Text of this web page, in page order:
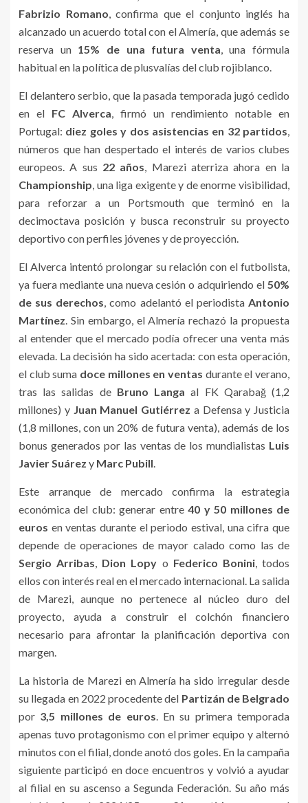
Fabrizio Romano, confirma que el conjunto inglés ha
alcanzado un acuerdo total con el Almería, que además se
reserva un 15% de una futura venta, una fórmula
habitual en la política de plusvalías del club rojiblanco.
El delantero serbio, que la pasada temporada jugó cedido
en el FC Alverca, firmó un rendimiento notable en
Portugal: diez goles y dos asistencias en 32 partidos,
números que han despertado el interés de varios clubes
europeos. A sus 22 años, Marezi aterriza ahora en la
Championship, una liga exigente y de enorme visibilidad,
para reforzar a un Portsmouth que terminó en la
decimoctava posición y busca reconstruir su proyecto
deportivo con perfiles jóvenes y de proyección.
El Alverca intentó prolongar su relación con el futbolista,
ya fuera mediante una nueva cesión o adquiriendo el 50%
de sus derechos, como adelantó el periodistaAntonio
Martínez. Sin embargo, el Almería rechazó la propuesta
al entender que el mercado podía ofrecer una venta más
elevada. La decisión ha sido acertada: con esta operación,
el club suma doce millones en ventas durante el verano,
tras las salidas de Bruno Langa al FK Qarabağ (1,2
millones) y Juan Manuel Gutiérrez a Defensa y Justicia
(1,8 millones, con un 20% de futura venta), además de los
bonus generados por las ventas de los mundialistas Luis
Javier Suárez y Marc Pubill.
Este arranque de mercado confirma la estrategia
económica del club: generar entre40 y 50 millones de
euros en ventas durante el periodo estival, una cifra que
depende de operaciones de mayor calado como las de
Sergio Arribas, Dion Lopy o Federico Bonini, todos
ellos con interés real en el mercado internacional. La salida
de Marezi, aunque no pertenece al núcleo duro del
proyecto, ayuda a construir el colchón financiero
necesario para afrontar la planificación deportiva con
margen.
La historia de Marezi en Almería ha sido irregular desde
su llegada en 2022 procedente del Partizán de Belgrado
por 3,5 millones de euros. En su primera temporada
apenas tuvo protagonismo con el primer equipo y alternó
minutos con el filial, donde anotó dos goles. En la campaña
siguiente participó en doce encuentros y volvió a ayudar
al filial en su ascenso a Segunda Federación. Su año más